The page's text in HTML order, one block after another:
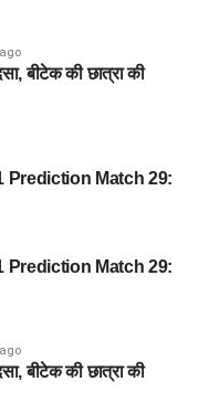
बीटेक की छात्रा की
Prediction Match 29:
Prediction Match 29:
बीटेक की छात्रा की